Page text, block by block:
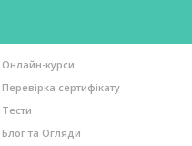
Онлайн-курси
Перевірка сертифікату
Тести
Блог та Огляди